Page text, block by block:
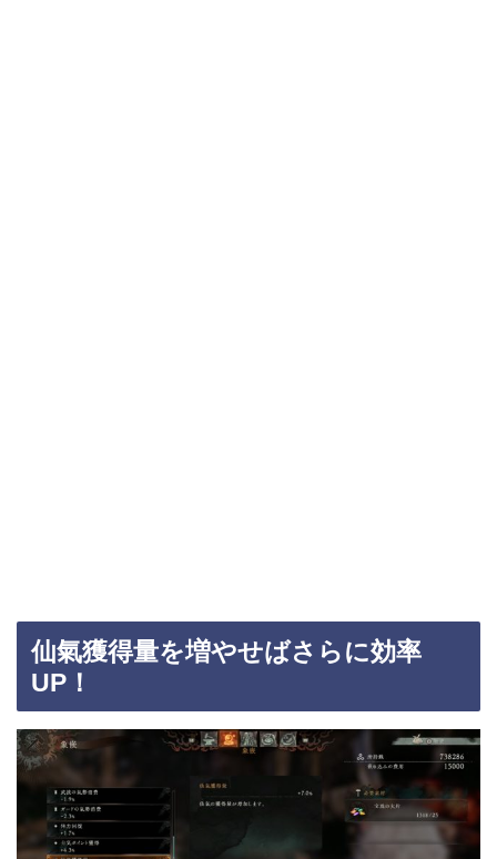
仙氣獲得量を増やせばさらに効率
UP！